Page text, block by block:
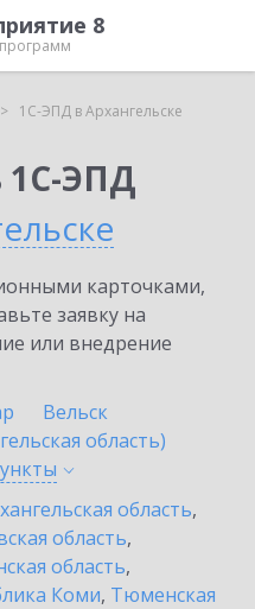
8
1С-ЭПД в Архангельске
1С-ЭПД
карточками,
заявку на
или внедрение
Вельск
область)
область,
область,
область,
Коми, Тюменская